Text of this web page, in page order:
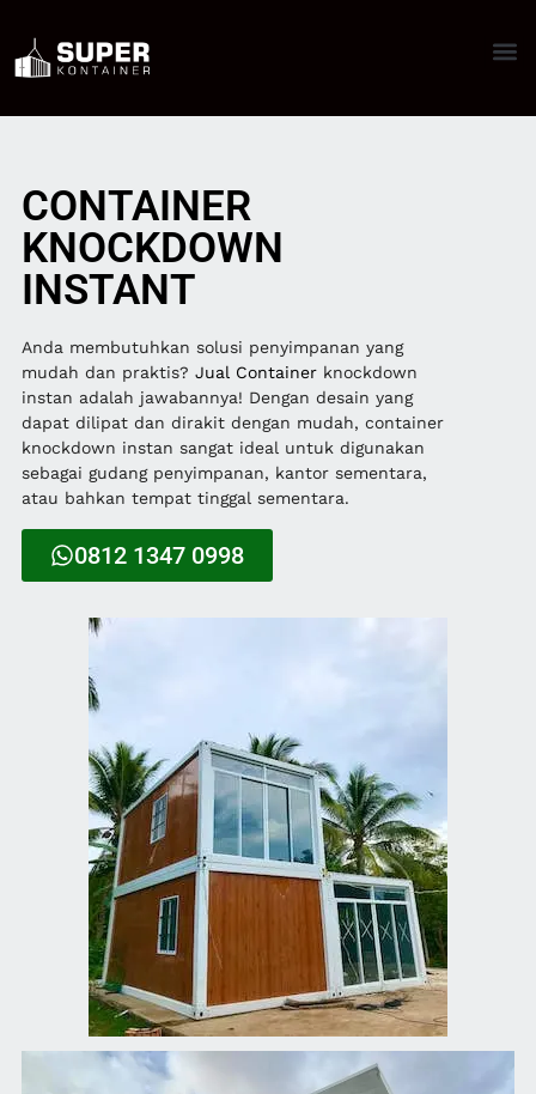
CONTAINER
KNOCKDOWN
INSTANT
Anda membutuhkan solusi penyimpanan yang
mudah dan praktis? Jual Containerknockdown
instan adalah jawabannya! Dengan desain yang
dapat dilipat dan dirakit dengan mudah, container
knockdown instan sangat ideal untuk digunakan
sebagai gudang penyimpanan, kantor sementara,
atau bahkan tempat tinggal sementara.
0812 1347 0998